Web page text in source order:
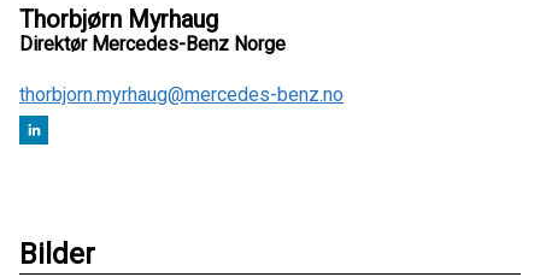
Thorbjørn Myrhaug
Direktør Mercedes-Benz Norge
thorbjorn.myrhaug@mercedes-benz.no
Bilder